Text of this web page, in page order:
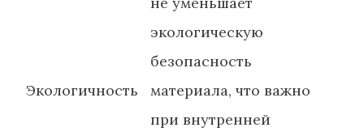
Экологичность
экологическую
безопасность
материала, что важно
при внутренней